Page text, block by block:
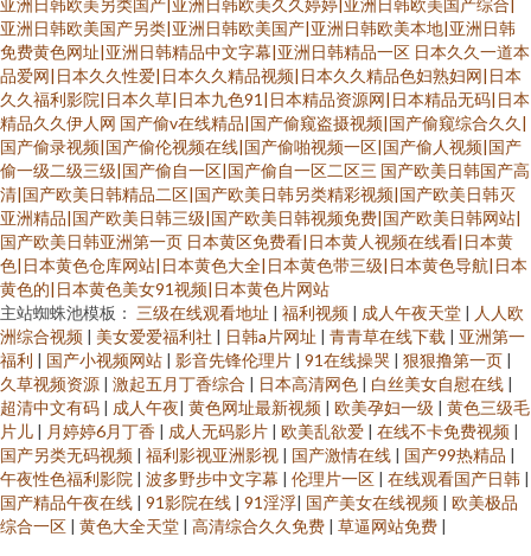
亚洲日韩欧美另类国产|亚洲日韩欧美久久婷婷|亚洲日韩欧美国产综合|
亚洲日韩欧美国产另类|亚洲日韩欧美国产|亚洲日韩欧美本地|亚洲日韩
免费黄色网址|亚洲日韩精品中文字幕|亚洲日韩精品一区 日本久久一道本
品爱网|日本久久性爱|日本久久精品视频|日本久久精品色妇熟妇网|日本
久久福利影院|日本久草|日本九色91|日本精品资源网|日本精品无码|日本
精品久久伊人网 国产偷v在线精品|国产偷窥盗摄视频|国产偷窥综合久久|
国产偷录视频|国产偷伦视频在线|国产偷啪视频一区|国产偷人视频|国产
偷一级二级三级|国产偷自一区|国产偷自一区二区三 国产欧美日韩国产高
清|国产欧美日韩精品二区|国产欧美日韩另类精彩视频|国产欧美日韩灭
亚洲精品|国产欧美日韩三级|国产欧美日韩视频免费|国产欧美日韩网站|
国产欧美日韩亚洲第一页 日本黄区免费看|日本黄人视频在线看|日本黄
色|日本黄色仓库网站|日本黄色大全|日本黄色带三级|日本黄色导航|日本
黄色的|日本黄色美女91视频|日本黄色片网站
主站蜘蛛池模板： 三级在线观看地址 | 福利视频 | 成人午夜天堂 | 人人欧
洲综合视频 | 美女爱爱福利社 | 日韩a片网址 | 青青草在线下载 | 亚洲第一
福利 | 国产小视频网站 | 影音先锋伦理片 | 91在线操哭 | 狠狠撸第一页 |
久草视频资源 | 激起五月丁香综合 | 日本高清网色 | 白丝美女自慰在线 |
超清中文有码 | 成人午夜| 黄色网址最新视频 | 欧美孕妇一级 | 黄色三级毛
片儿 | 月婷婷6月丁香 | 成人无码影片 | 欧美乱欲爱 | 在线不卡免费视频 |
国产另类无码视频 | 福利影视亚洲影视 | 国产激情在线 | 国产99热精品 |
午夜性色福利影院 | 波多野步中文字幕 | 伦理片一区 | 在线观看国产日韩 |
国产精品午夜在线 | 91影院在线 | 91淫浮| 国产美女在线视频 | 欧美极品
综合一区 | 黄色大全天堂 | 高清综合久久免费 | 草逼网站免费 |